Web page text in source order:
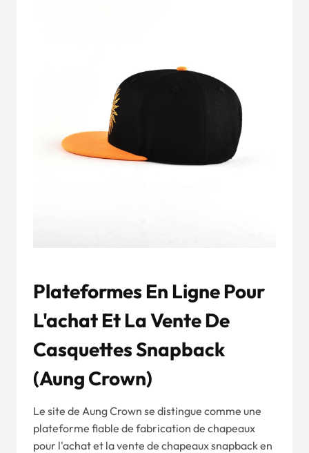
Plateformes En Ligne Pour
L'achat Et La Vente De
Casquettes Snapback
(Aung Crown)
Le site de Aung Crown se distingue comme une
plateforme fiable de fabrication de chapeaux
pour l'achat et la vente de chapeaux snapback en